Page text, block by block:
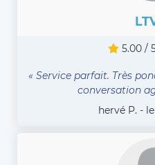
5.00 /
« Service parfait. Très
conversation
hervé P. -